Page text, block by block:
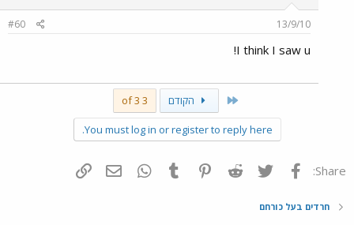
13/9/10
#60
I think I saw u!
First הקודם 3 of 3
You must log in or register to reply here.
Share: פייסבוק Twitter
Reddit
Pinterest
Tumblr
WhatsAppדואר אלקטרוני
חרדים בעל כורחם